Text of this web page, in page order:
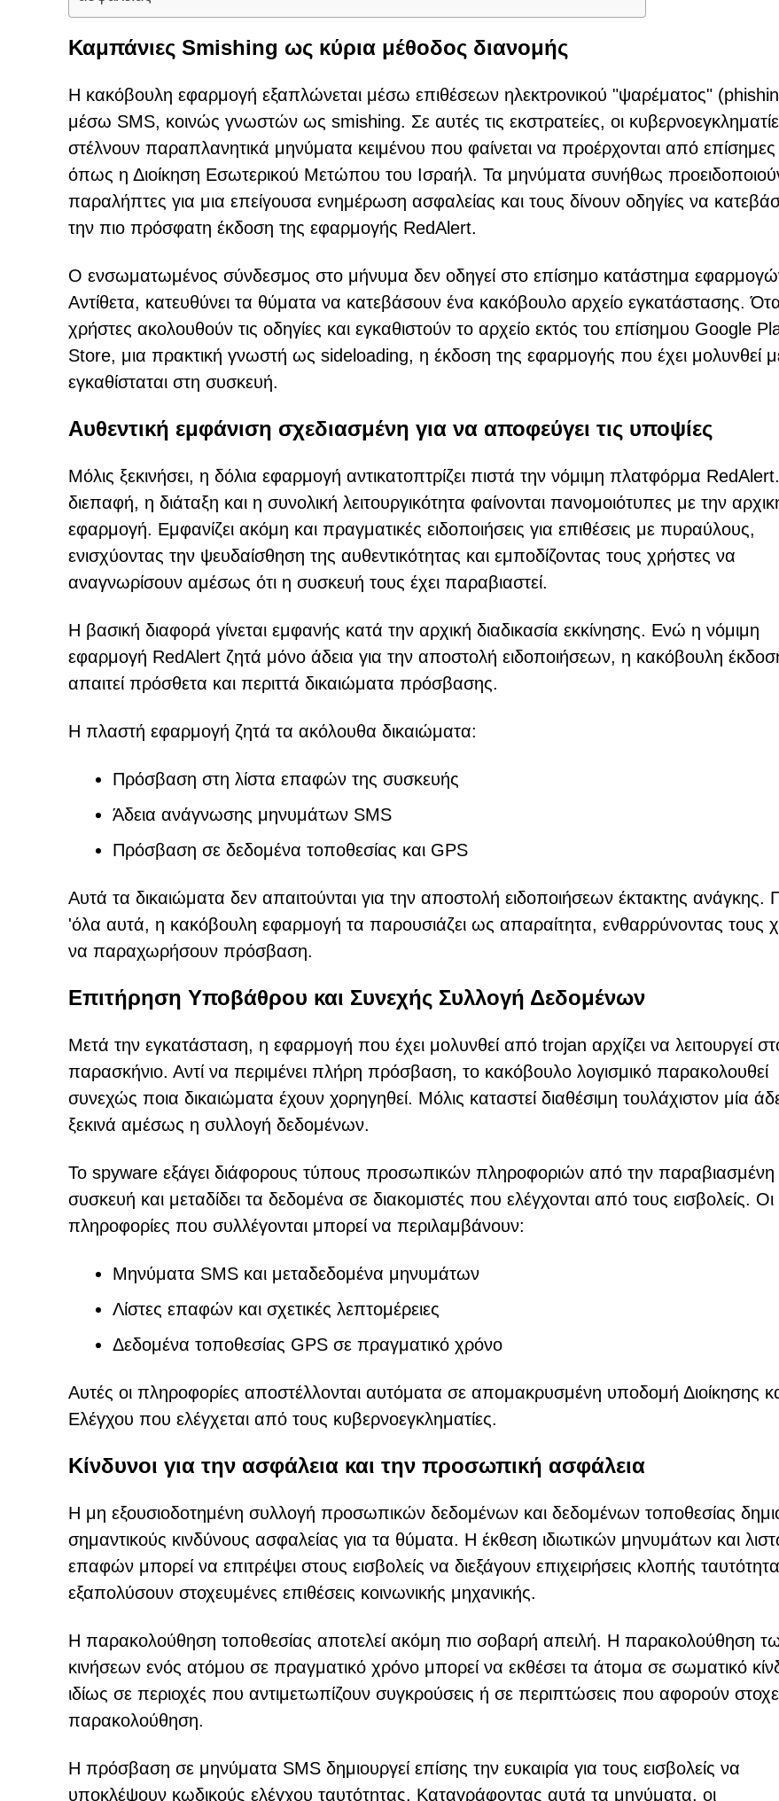
Καμπάνιες Smishing ως κύρια μέθοδος διανομής
Η κακόβουλη εφαρμογή εξαπλώνεται μέσω επιθέσεων ηλεκτρονικού "ψαρέματος"
μέσω SMS, κοινώς γνωστών ως smishing. Σε αυτές τις εκστρατείες, οι
στέλνουν παραπλανητικά μηνύματα κειμένου που φαίνεται να προέρχονται από
όπως η Διοίκηση Εσωτερικού Μετώπου του Ισραήλ. Τα μηνύματα συνήθως
παραλήπτες για μια επείγουσα ενημέρωση ασφαλείας και τους δίνουν οδηγίες να
την πιο πρόσφατη έκδοση της εφαρμογής RedAlert.
Ο ενσωματωμένος σύνδεσμος στο μήνυμα δεν οδηγεί στο επίσημο κατάστημα
Αντίθετα, κατευθύνει τα θύματα να κατεβάσουν ένα κακόβουλο αρχείο εγκατάστασης.
χρήστες ακολουθούν τις οδηγίες και εγκαθιστούν το αρχείο εκτός του επίσημου Google
Store, μια πρακτική γνωστή ως sideloading, η έκδοση της εφαρμογής που έχει μολυνθεί
εγκαθίσταται στη συσκευή.
Αυθεντική εμφάνιση σχεδιασμένη για να αποφεύγει τις υποψίες
Μόλις ξεκινήσει, η δόλια εφαρμογή αντικατοπτρίζει πιστά την νόμιμη πλατφόρμα
διεπαφή, η διάταξη και η συνολική λειτουργικότητα φαίνονται πανομοιότυπες με την
εφαρμογή. Εμφανίζει ακόμη και πραγματικές ειδοποιήσεις για επιθέσεις με πυραύλους,
ενισχύοντας την ψευδαίσθηση της αυθεντικότητας και εμποδίζοντας τους χρήστες να
αναγνωρίσουν αμέσως ότι η συσκευή τους έχει παραβιαστεί.
Η βασική διαφορά γίνεται εμφανής κατά την αρχική διαδικασία εκκίνησης. Ενώ η νόμιμη
εφαρμογή RedAlert ζητά μόνο άδεια για την αποστολή ειδοποιήσεων, η κακόβουλη
απαιτεί πρόσθετα και περιττά δικαιώματα πρόσβασης.
Η πλαστή εφαρμογή ζητά τα ακόλουθα δικαιώματα:
Πρόσβαση στη λίστα επαφών της συσκευής
Άδεια ανάγνωσης μηνυμάτων SMS
Πρόσβαση σε δεδομένα τοποθεσίας και GPS
Αυτά τα δικαιώματα δεν απαιτούνται για την αποστολή ειδοποιήσεων έκτακτης ανάγκης.
'όλα αυτά, η κακόβουλη εφαρμογή τα παρουσιάζει ως απαραίτητα, ενθαρρύνοντας τους
να παραχωρήσουν πρόσβαση.
Επιτήρηση Υποβάθρου και Συνεχής Συλλογή Δεδομένων
Μετά την εγκατάσταση, η εφαρμογή που έχει μολυνθεί από trojan αρχίζει να λειτουργεί
παρασκήνιο. Αντί να περιμένει πλήρη πρόσβαση, το κακόβουλο λογισμικό παρακολουθεί
συνεχώς ποια δικαιώματα έχουν χορηγηθεί. Μόλις καταστεί διαθέσιμη τουλάχιστον μία
ξεκινά αμέσως η συλλογή δεδομένων.
Το spyware εξάγει διάφορους τύπους προσωπικών πληροφοριών από την παραβιασμένη
συσκευή και μεταδίδει τα δεδομένα σε διακομιστές που ελέγχονται από τους εισβολείς. Οι
πληροφορίες που συλλέγονται μπορεί να περιλαμβάνουν:
Μηνύματα SMS και μεταδεδομένα μηνυμάτων
Λίστες επαφών και σχετικές λεπτομέρειες
Δεδομένα τοποθεσίας GPS σε πραγματικό χρόνο
Αυτές οι πληροφορίες αποστέλλονται αυτόματα σε απομακρυσμένη υποδομή Διοίκησης
Ελέγχου που ελέγχεται από τους κυβερνοεγκληματίες.
Κίνδυνοι για την ασφάλεια και την προσωπική ασφάλεια
Η μη εξουσιοδοτημένη συλλογή προσωπικών δεδομένων και δεδομένων τοποθεσίας
σημαντικούς κινδύνους ασφαλείας για τα θύματα. Η έκθεση ιδιωτικών μηνυμάτων και
επαφών μπορεί να επιτρέψει στους εισβολείς να διεξάγουν επιχειρήσεις κλοπής
εξαπολύσουν στοχευμένες επιθέσεις κοινωνικής μηχανικής.
Η παρακολούθηση τοποθεσίας αποτελεί ακόμη πιο σοβαρή απειλή. Η παρακολούθηση
κινήσεων ενός ατόμου σε πραγματικό χρόνο μπορεί να εκθέσει τα άτομα σε σωματικό
ιδίως σε περιοχές που αντιμετωπίζουν συγκρούσεις ή σε περιπτώσεις που αφορούν
παρακολούθηση.
Η πρόσβαση σε μηνύματα SMS δημιουργεί επίσης την ευκαιρία για τους εισβολείς να
υποκλέψουν κωδικούς ελέγχου ταυτότητας. Καταγράφοντας αυτά τα μηνύματα, οι